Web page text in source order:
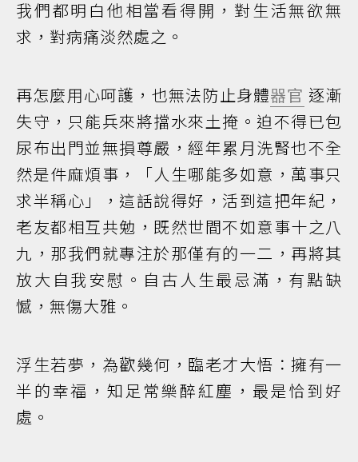
我們都明白他相當看得開，對生活無欲無
求，對病痛淡然處之。
再怎麼用心呵護，也無法防止身體器官 逐漸
失守，只能兵來將擋水來土掩。迫不得已包
尿布出門並無損尊嚴，經年累月洗腎也不全
然是件麻煩事，「人生哪能多如意，萬事只
求半稱心」，這話說得好，活到這把年紀，
老友都相互共勉，既然世間不如意事十之八
九，那我們就專注於那僅有的一二，再將其
放大自我安慰。自古人生最忌滿，有點缺
憾，無傷大雅。
浮生若夢，為歡幾何，臨老才大悟：擁有一
半的幸福，知足常樂醉紅塵，最是恰到好
處。